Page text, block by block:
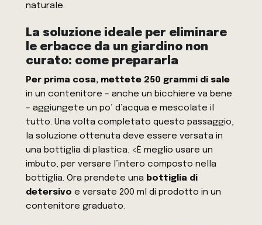
naturale.
La soluzione ideale per eliminare
le erbacce da un giardino non
curato: come prepararla
Per prima cosa, mettete 250 grammi di sale
in un contenitore – anche un bicchiere va bene
– aggiungete un po’ d’acqua e mescolate il
tutto. Una volta completato questo passaggio,
la soluzione ottenuta deve essere versata in
una bottiglia di plastica. <È meglio usare un
imbuto, per versare l’intero composto nella
bottiglia. Ora prendete una bottiglia di
detersivo e versate 200 ml di prodotto in un
contenitore graduato.